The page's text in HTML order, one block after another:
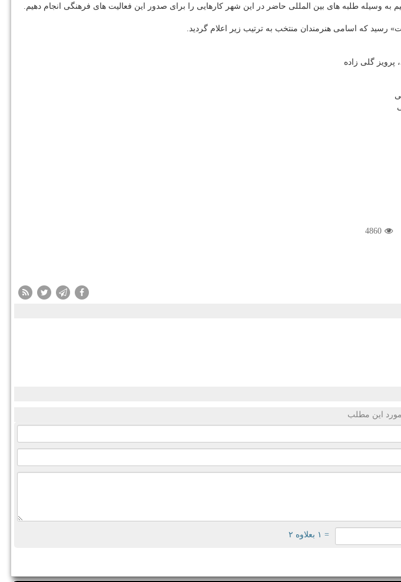
طلبه های بین المللی حاضر در این شهر كارهایی را برای صدور این فعالیت های فرهنگی انجام دهیم.
كه اسامی هنرمندان منتخب به ترتیب زیر اعلام گردید.
گلی زاده
4860
این مطلب
= ۱ بعلاوه ۲